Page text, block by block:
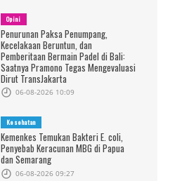
Opini
Penurunan Paksa Penumpang,
Kecelakaan Beruntun, dan
Pemberitaan Bermain Padel di Bali:
Saatnya Pramono Tegas Mengevaluasi
Dirut TransJakarta
06-08-2026 10:09
Kesehatan
Kemenkes Temukan Bakteri E. coli,
Penyebab Keracunan MBG di Papua
dan Semarang
06-08-2026 09:27